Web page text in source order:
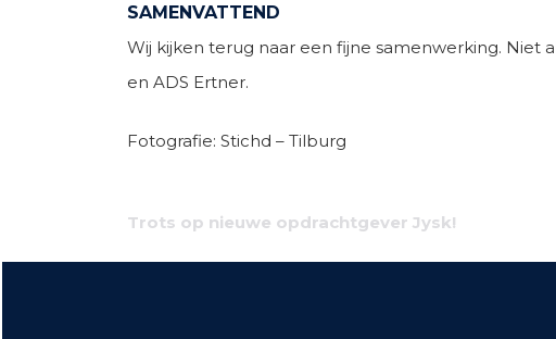
SAMENVATTEND
Wij kijken terug naar een fijne samenwerking. Niet
en ADS Ertner.
Fotografie: Stichd – Tilburg
navigatie
Trots op nieuwe opdrachtgever Jysk!